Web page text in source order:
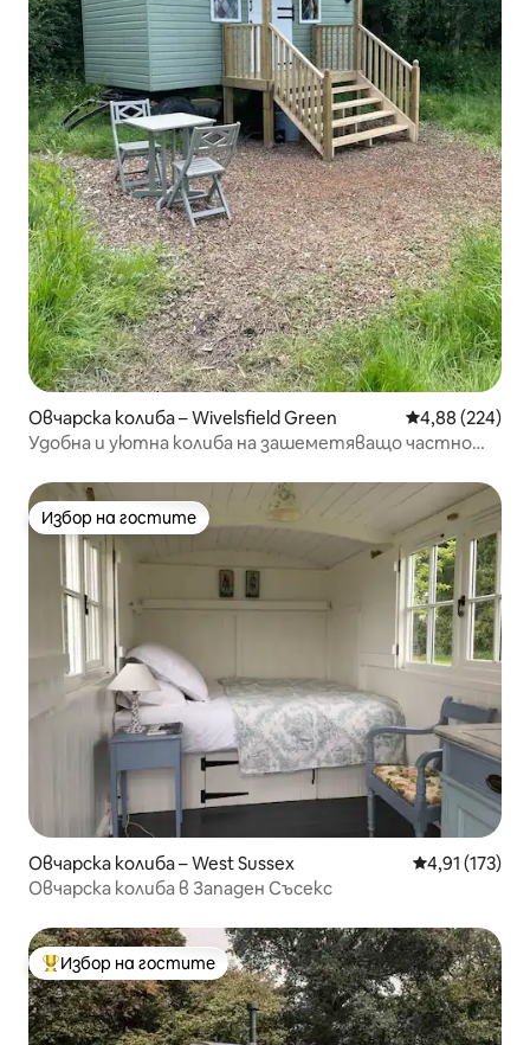
Овчарска колиба – Wivelsfield Green Средна
4,88 (224)
Удобна и уютна колиба на зашеметяващо частно
Избор на гостите
Избор на гостите
Овчарска колиба – West Sussex Средна
4,91 (173)
Овчарска колиба в Западен Съсекс
Най-популярен избор на гостите
Избор на гостите